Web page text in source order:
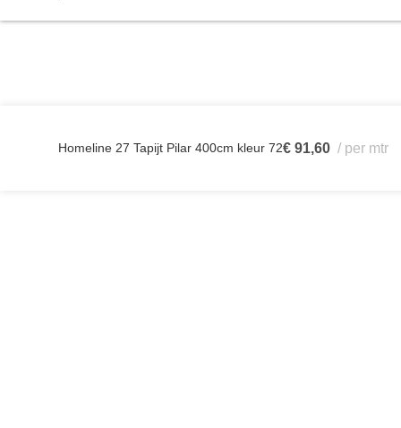
Homeline 27 Tapijt Pilar 400cm kleur 72€ 91,60 per mtr